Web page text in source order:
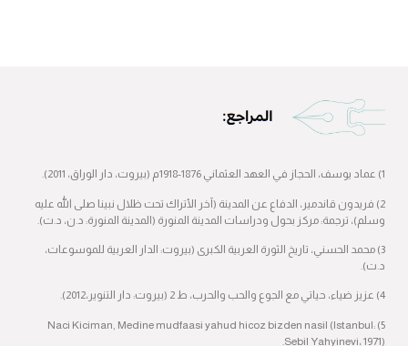
1) عماد يوسف، الحجاز في العهد العثماني 1876-1918م (بيروت، دار الوراق، 2011).
2) فريدون قاندمير، الدفاع عن المدينة (آخر الأتراك تحت ظلال نبينا صلى الله عليه
وسلم)، ترجمة: مركز بحول ودراسات المدينة المنورة (المدينة المنورة: د.ن، د.ت).
3) محمد الحسني، تاريخ الثورة العربية الكبرى (بيروت: الدار العربية للموسوعات،
د.ت).
4) عزيز ضياء، حياتي مع الجوع والحب والحرب، ط 2 (بيروت: دار التنوير،2012).
5) Naci Kiciman, Medine mudfaasi yahud hicoz bizden nasil (Istanbul:
Sebil Yahyinevi، 1971).